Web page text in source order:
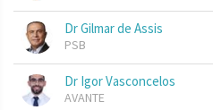
Dr Gilmar de Assis
PSB
Dr Igor Vasconcelos
AVANTE